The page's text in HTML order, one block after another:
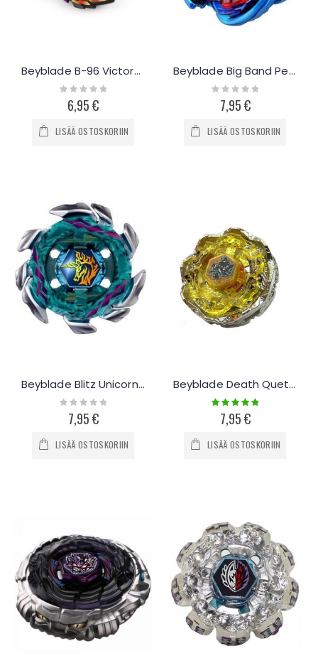
Beyblade B-96 Victory Strike God Valkyrie
Rating:
0%6,95 €
LISÄÄ OSTOSKORIIN
Beyblade Big Band Pegasus
Rating:
0%7,95 €
LISÄÄ OSTOSKORIIN
Beyblade Blitz Unicornio
Rating:
0%7,95 €
LISÄÄ OSTOSKORIIN
Beyblade Death Quetzalcoatl
Rating:
100%
7,95 €
LISÄÄ OSTOSKORIIN